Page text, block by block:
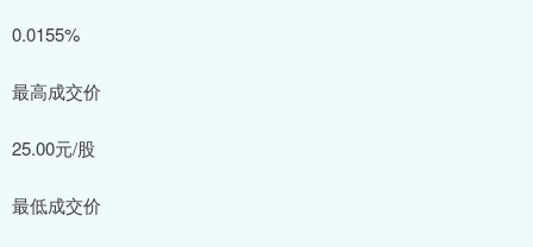
0.0155%
最高成交价
25.00元/股
最低成交价